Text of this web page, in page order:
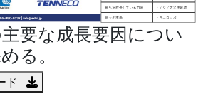
要な成長要因につい
る。
ド